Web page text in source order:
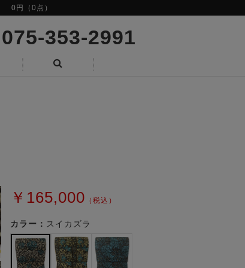
0円（0点）
075-353-2991
￥165,000 （税込）
カラー： スイカズラ